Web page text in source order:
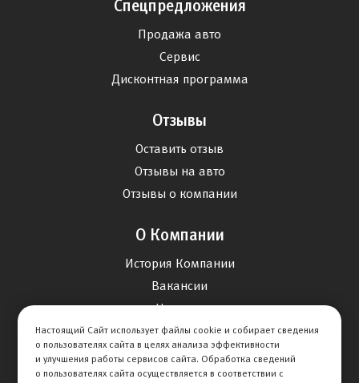
Спецпредложения
Продажа авто
Сервис
Дисконтная программа
Отзывы
Оставить отзыв
Отзывы на авто
Отзывы о компании
О Компании
История Компании
Вакансии
Новости
Карта сайта
Настоящий Сайт использует файлы cookie и собирает сведения
о пользователях сайта в целях анализа эффективности
и улучшения работы сервисов сайта. Обработка сведений
о пользователях сайта осуществляется в соответствии с